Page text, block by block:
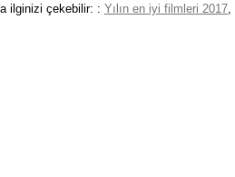
ilginizi çekebilir: : Yılın en iyi filmleri 2017